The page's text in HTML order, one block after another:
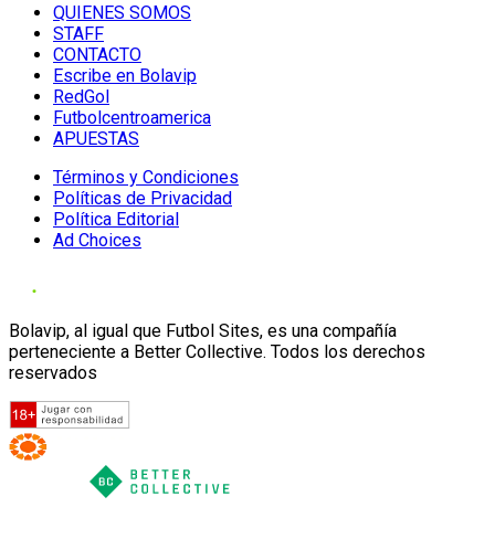
QUIENES SOMOS
STAFF
CONTACTO
Escribe en Bolavip
RedGol
Futbolcentroamerica
APUESTAS
Términos y Condiciones
Políticas de Privacidad
Política Editorial
Ad Choices
Bolavip, al igual que Futbol Sites, es una compañía
perteneciente a Better Collective. Todos los derechos
reservados